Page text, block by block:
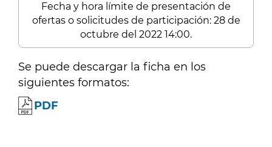
Fecha y hora límite de presentación de
ofertas o solicitudes de participación: 28 de
octubre del 2022 14:00.
Se puede descargar la ficha en los
siguientes formatos:
PDF